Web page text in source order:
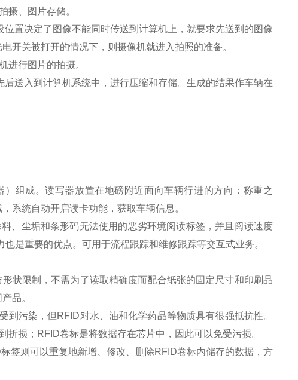
摄、图片存储。
置决定了图像不能同时传送到计算机上，就要求先送到的图像
开关被打开的情况下，则摄像机就进入拍照的准备。
进行图片的拍摄。
送入到计算机系统中，进行压缩和存储。生成的结果作车辆在
组成。读写器放置在地磅附近面向车辆行进的方向；称重之
系统自动开启读卡功能，获取车辆信息。
、尘垢和条形码无法使用的恶劣环境阅读标签，并且阅读速度
是重要的优点。可用于流程跟踪和维修跟踪等交互式业务。
限制，不需为了读取精确度而配合纸张的固定尺寸和印刷品
品。
污染，但RFID对水、油和化学药品等物质具有很强抵抗性。
损；RFID卷标是将数据存在芯片中，因此可以免受污损。
则可以重复地新增、修改、删除RFID卷标内储存的数据，方